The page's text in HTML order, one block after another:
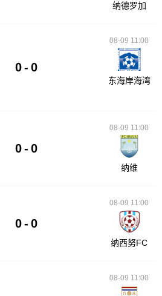
纳德罗加
0 - 0
08-09 11:00
东海岸海湾
0 - 0
08-09 11:00
纳维
0 - 0
08-09 11:00
纳西努FC
08-09 11:00